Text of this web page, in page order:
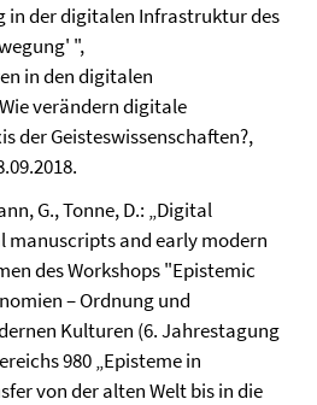
in der digitalen Infrastruktur des
",
in den digitalen
verändern digitale
der Geisteswissenschaften?,
G., Tonne, D.: „Digital
manuscripts and early modern
des Workshops "Epistemic
– Ordnung und
Kulturen (6. Jahrestagung
980 „Episteme in
von der alten Welt bis in die